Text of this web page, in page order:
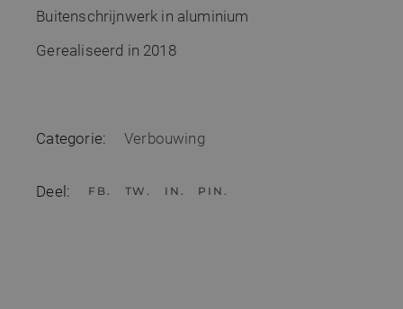
Buitenschrijnwerk in aluminium
Gerealiseerd in 2018
Categorie: Verbouwing
Deel: FB TW IN PIN